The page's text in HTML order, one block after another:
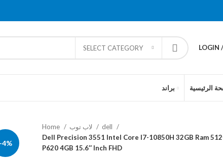
SELECT CATEGORY LOGIN
براند الرئيسية
-4%
Home
dell
Dell Precision 3551 Intel Core I7-10850H 32GB Ram
P620 4GB 15.6″ Inch FHD